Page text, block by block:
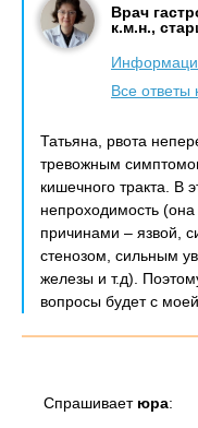
Врач
к.м.н.,
Все ответы
Татьяна, рвота
тревожным
кишечного тракта. В
непроходимость
причинами – язвой,
стенозом, сильным
железы и т.д).
вопросы будет с
Спрашивает юра: